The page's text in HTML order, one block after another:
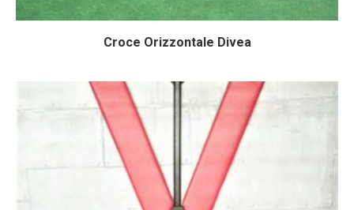
Croce Orizzontale Divea